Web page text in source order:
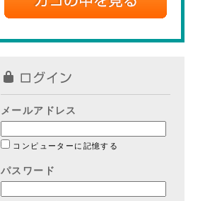
メールアドレス
コンピューターに記憶する
パスワード